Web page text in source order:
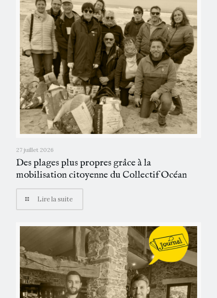
27 juillet 2026
Des plages plus propres grâce à la
mobilisation citoyenne du Collectif Océan
Lire la suite